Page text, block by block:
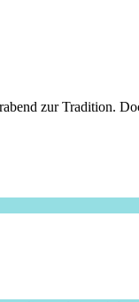
zur Tradition.